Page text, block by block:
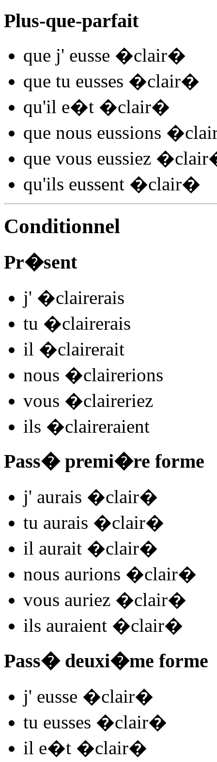
Plus-que-parfait
que j' eusse �clair�
que tu eusses �clair�
qu'il e�t �clair�
que nous eussions
que vous eussiez �clair
qu'ils eussent �clair�
Conditionnel
Pr�sent
j' �clairerais
tu �clairerais
il �clairerait
nous �clairerions
vous �claireriez
ils �claireraient
Pass� premi�re forme
j' aurais �clair�
tu aurais �clair�
il aurait �clair�
nous aurions �clair�
vous auriez �clair�
ils auraient �clair�
Pass� deuxi�me forme
j' eusse �clair�
tu eusses �clair�
il e�t �clair�